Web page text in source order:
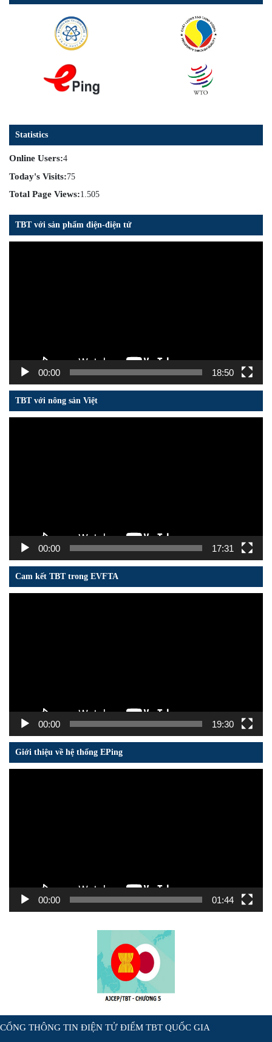
Statistics
Online Users:4
Today's Visits:75
Total Page Views:1.505
TBT với sản phẩm điện-điện tử
00:00 18:50
TBT với nông sản Việt
00:00 17:31
Cam kết TBT trong EVFTA
00:00 19:30
Giới thiệu về hệ thống EPing
00:00 01:44
CỔNG THÔNG TIN ĐIỆN TỬ ĐIỂM TBT QUỐC GIA